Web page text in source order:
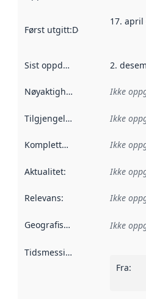
Først utgitt:Denne datoen
17. april
Sist oppdatert 2.
Nøyaktighet Ikke
Tilgjengelighet Ikke
Kompletthet Ikke
Aktualitet: Ikke
Relevans: Ikke
Geografisk avgrensning :
Ikke
Tidsmessig avgrensning
Fra: